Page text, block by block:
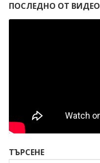
ПОСЛЕДНО ОТ ВИДЕО
ТЪРСЕНЕ